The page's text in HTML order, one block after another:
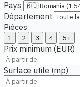
Pays
Département
Pièces
1 2 3 4 5+
Prix minimum (EUR)
Surface utile (mp)